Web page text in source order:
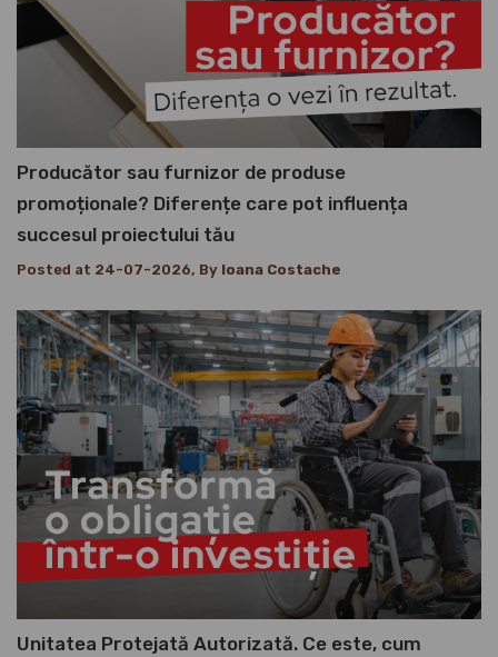
Producător sau furnizor de produse
promoționale? Diferențe care pot influența
succesul proiectului tău
Posted at 24-07-2026, By Ioana Costache
Unitatea Protejată Autorizată. Ce este, cum